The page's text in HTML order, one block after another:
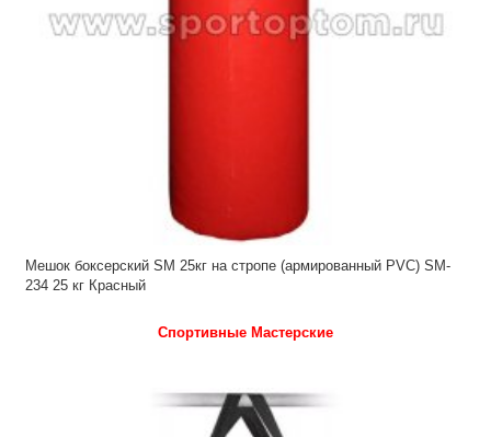
Мешок боксерский SM 25кг на стропе (армированный PVC) SM-
234 25 кг Красный
Спортивные Мастерские